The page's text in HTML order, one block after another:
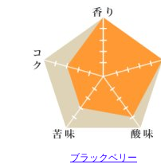
ブラックベリー